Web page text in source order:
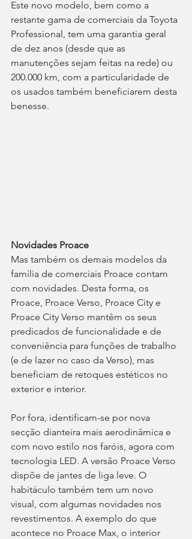
Este novo modelo, bem como a
restante gama de comerciais da Toyota
Professional, tem uma garantia geral
de dez anos (desde que as
manutenções sejam feitas na rede) ou
200.000 km, com a particularidade de
os usados também beneficiarem desta
benesse.
Novidades Proace
Mas também os demais modelos da
família de comerciais Proace contam
com novidades. Desta forma, os
Proace, Proace Verso, Proace City e
Proace City Verso mantêm os seus
predicados de funcionalidade e de
conveniência para funções de trabalho
(e de lazer no caso da Verso), mas
beneficiam de retoques estéticos no
exterior e interior.
Por fora, identificam-se por nova
secção dianteira mais aerodinâmica e
com novo estilo nos faróis, agora com
tecnologia LED. A versão Proace Verso
dispõe de jantes de liga leve. O
habitáculo também tem um novo
visual, com algumas novidades nos
revestimentos. A exemplo do que
acontece no Proace Max, o interior